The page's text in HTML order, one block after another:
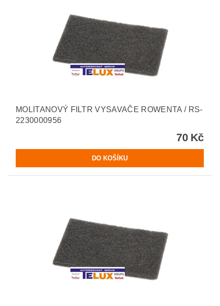
MOLITANOVÝ FILTR VYSAVAČE ROWENTA / RS-
2230000956
70 Kč